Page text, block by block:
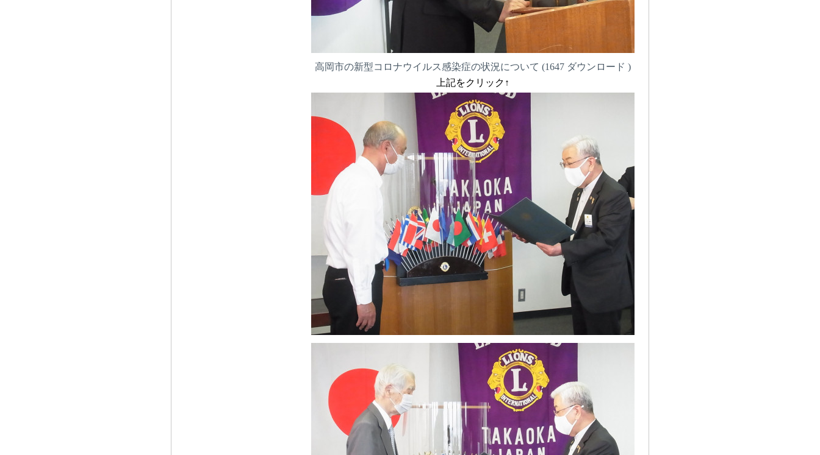
高岡市の新型コロナウイルス感染症の状況について (1647 ダウンロード )
上記をクリック↑